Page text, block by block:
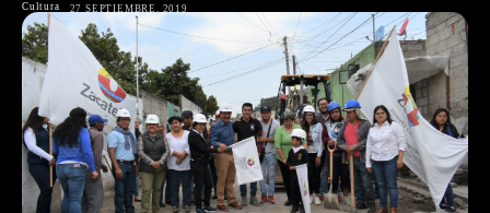
Cultura 27 SEPTIEMBRE, 2019